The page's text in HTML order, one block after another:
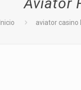
Inicio aviator casino